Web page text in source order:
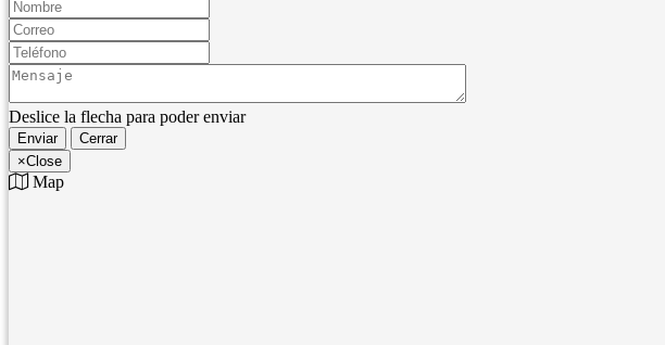
Correo:
Teléfono:
Mensaje:
Deslice la flecha para poder enviar
Enviar
Cerrar
×Close
Map